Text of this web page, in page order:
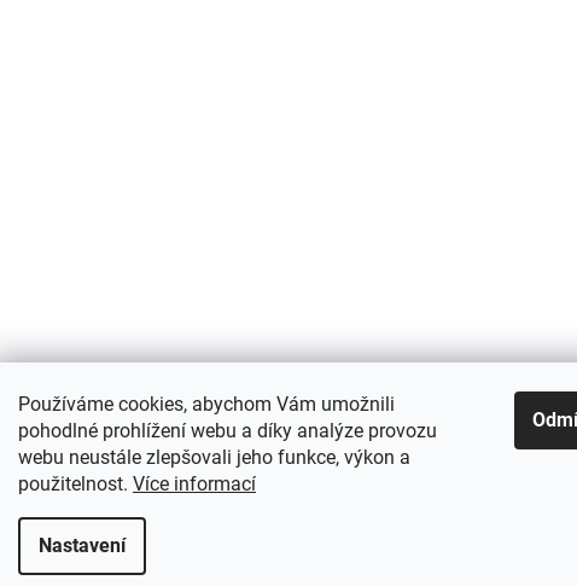
Používáme cookies, abychom Vám umožnili
pohodlné prohlížení webu a díky analýze provozu
webu neustále zlepšovali jeho funkce, výkon a
použitelnost. Více informací
Nastavení